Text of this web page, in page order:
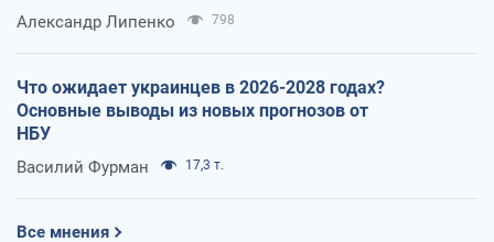
Александр Липенко 798
Что ожидает украинцев в 2026-2028 годах?
Основные выводы из новых прогнозов от
НБУ
Василий Фурман 17,3 т.
Все мнения